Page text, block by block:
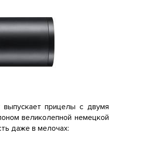
выпускает прицелы с двумя
великолепной немецкой
даже в мелочах: